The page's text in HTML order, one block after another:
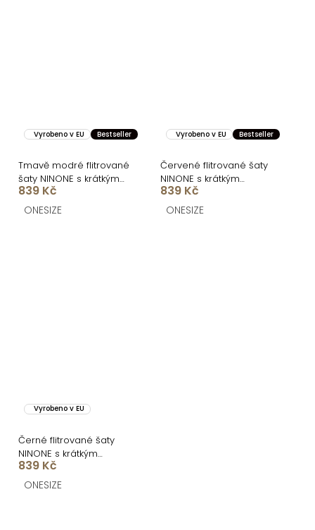
Vyrobeno v EU Bestseller
Tmavě modré flitrované
šaty NINONE s krátkým
rukávem
839 Kč
ONESIZE
Vyrobeno v EU Bestseller
Červené flitrované šaty
NINONE s krátkým
rukávem
839 Kč
ONESIZE
Vyrobeno v EU
Černé flitrované šaty
NINONE s krátkým
rukávem
839 Kč
ONESIZE